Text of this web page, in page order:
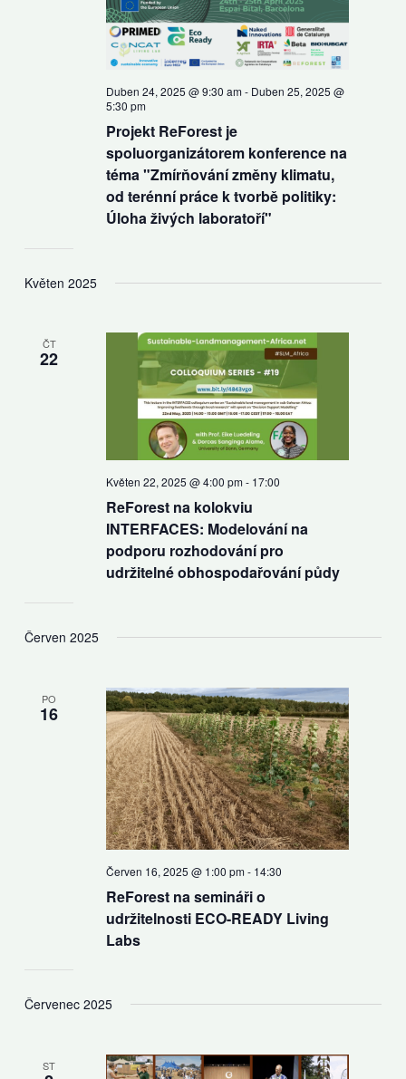
Projekt ReForest je
spoluorganizátorem konference na
téma "Zmírňování změny klimatu,
od terénní práce k tvorbě politiky:
Úloha živých laboratoří"
Duben 24, 2025 @ 9:30 am- Duben 25, 2025 @
5:30 pm
Květen 2025
ČT
22
ReForest na kolokviu
INTERFACES: Modelování na
podporu rozhodování pro
udržitelné obhospodařování půdy
Květen 22, 2025 @ 4:00 pm- 17:00
Červen 2025
PO
16
ReForest na semináři o
udržitelnosti ECO-READY Living
Labs
Červen 16, 2025 @ 1:00 pm- 14:30
Červenec 2025
ST